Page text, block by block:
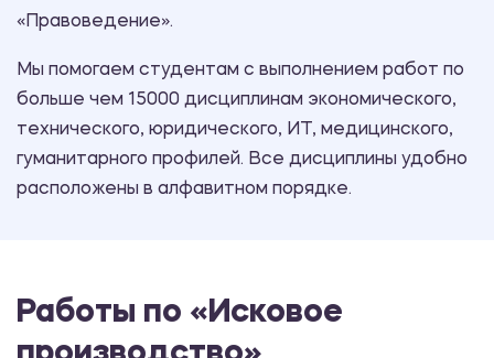
«Правоведение».
Мы помогаем студентам с выполнением работ по
больше чем 15000 дисциплинам экономического,
технического, юридического, ИТ, медицинского,
гуманитарного профилей. Все дисциплины удобно
расположены в алфавитном порядке.
Работы по «Исковое